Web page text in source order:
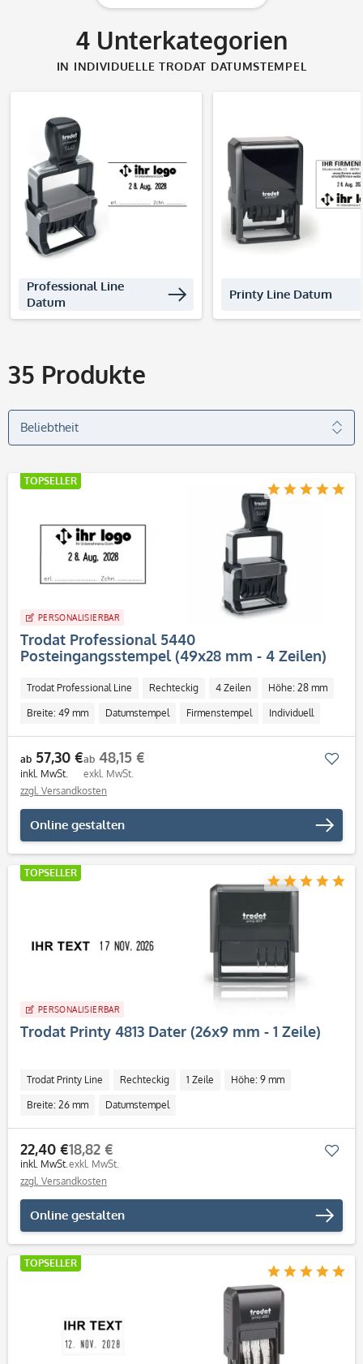
4 Unterkategorien
IN INDIVIDUELLE TRODAT DATUMSTEMPEL
Professional Line
Datum
Produkte entdecken
Printy Line Datum
Produkte
35 Produkte
TOPSELLER
PERSONALISIERBAR
Trodat Professional 5440
Posteingangsstempel (49x28 mm - 4 Zeilen)
Trodat Professional Line Rechteckig 4 Zeilen Höhe: 28 mm
Breite: 49 mm Datumstempel Firmenstempel Individuell
ab 57,30 €
inkl. MwSt.
ab 48,15 €
exkl. MwSt.
zzgl. Versandkosten
Online gestalten
TOPSELLER
PERSONALISIERBAR
Trodat Printy 4813 Dater (26x9 mm - 1 Zeile)
Trodat Printy Line Rechteckig 1 Zeile Höhe: 9 mm
Breite: 26 mm Datumstempel
22,40 €
inkl. MwSt.
18,82 €
exkl. MwSt.
zzgl. Versandkosten
Online gestalten
TOPSELLER